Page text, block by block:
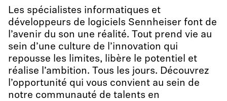
Les spécialistes informatiques et
développeurs de logiciels Sennheiser font de
l’avenir du son une réalité. Tout prend vie au
sein d’une culture de l’innovation qui
repousse les limites, libère le potentiel et
réalise l’ambition. Tous les jours. Découvrez
l’opportunité qui vous convient au sein de
notre communauté de talents en